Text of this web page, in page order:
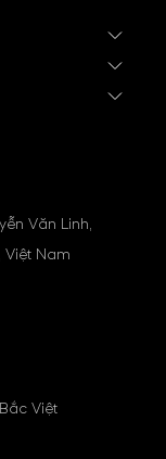
Văn Linh,
Việt Nam
Việt